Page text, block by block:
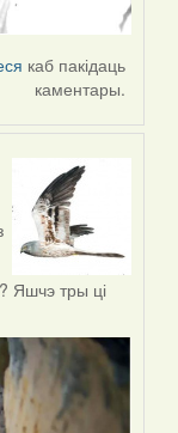
каб пакідаць
каментары.
Яшчэ тры ці